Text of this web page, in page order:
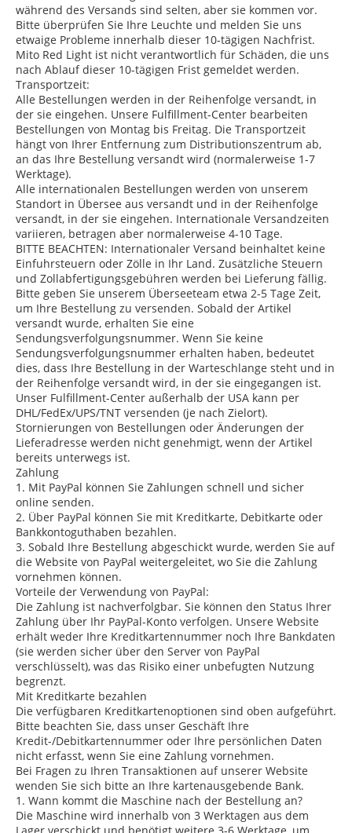
während des Versands sind selten, aber sie kommen vor.
Bitte überprüfen Sie Ihre Leuchte und melden Sie uns
etwaige Probleme innerhalb dieser 10-tägigen Nachfrist.
Mito Red Light ist nicht verantwortlich für Schäden, die uns
nach Ablauf dieser 10-tägigen Frist gemeldet werden.
Transportzeit:
Alle Bestellungen werden in der Reihenfolge versandt, in
der sie eingehen. Unsere Fulfillment-Center bearbeiten
Bestellungen von Montag bis Freitag. Die Transportzeit
hängt von Ihrer Entfernung zum Distributionszentrum ab,
an das Ihre Bestellung versandt wird (normalerweise 1-7
Werktage).
Alle internationalen Bestellungen werden von unserem
Standort in Übersee aus versandt und in der Reihenfolge
versandt, in der sie eingehen. Internationale Versandzeiten
variieren, betragen aber normalerweise 4-10 Tage.
BITTE BEACHTEN: Internationaler Versand beinhaltet keine
Einfuhrsteuern oder Zölle in Ihr Land. Zusätzliche Steuern
und Zollabfertigungsgebühren werden bei Lieferung fällig.
Bitte geben Sie unserem Überseeteam etwa 2-5 Tage Zeit,
um Ihre Bestellung zu versenden. Sobald der Artikel
versandt wurde, erhalten Sie eine
Sendungsverfolgungsnummer. Wenn Sie keine
Sendungsverfolgungsnummer erhalten haben, bedeutet
dies, dass Ihre Bestellung in der Warteschlange steht und in
der Reihenfolge versandt wird, in der sie eingegangen ist.
Unser Fulfillment-Center außerhalb der USA kann per
DHL/FedEx/UPS/TNT versenden (je nach Zielort).
Stornierungen von Bestellungen oder Änderungen der
Lieferadresse werden nicht genehmigt, wenn der Artikel
bereits unterwegs ist.
Zahlung
1. Mit PayPal können Sie Zahlungen schnell und sicher
online senden.
2. Über PayPal können Sie mit Kreditkarte, Debitkarte oder
Bankkontoguthaben bezahlen.
3. Sobald Ihre Bestellung abgeschickt wurde, werden Sie auf
die Website von PayPal weitergeleitet, wo Sie die Zahlung
vornehmen können.
Vorteile der Verwendung von PayPal:
Die Zahlung ist nachverfolgbar. Sie können den Status Ihrer
Zahlung über Ihr PayPal-Konto verfolgen. Unsere Website
erhält weder Ihre Kreditkartennummer noch Ihre Bankdaten
(sie werden sicher über den Server von PayPal
verschlüsselt), was das Risiko einer unbefugten Nutzung
begrenzt.
Mit Kreditkarte bezahlen
Die verfügbaren Kreditkartenoptionen sind oben aufgeführt.
Bitte beachten Sie, dass unser Geschäft Ihre
Kredit-/Debitkartennummer oder Ihre persönlichen Daten
nicht erfasst, wenn Sie eine Zahlung vornehmen.
Bei Fragen zu Ihren Transaktionen auf unserer Website
wenden Sie sich bitte an Ihre kartenausgebende Bank.
1. Wann kommt die Maschine nach der Bestellung an?
Die Maschine wird innerhalb von 3 Werktagen aus dem